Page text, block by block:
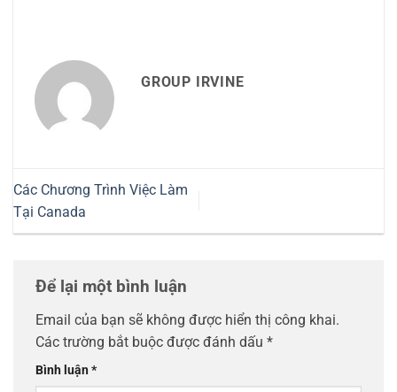
GROUP IRVINE
Các Chương Trình Việc Làm
Tại Canada
Để lại một bình luận
Email của bạn sẽ không được hiển thị công khai.
Các trường bắt buộc được đánh dấu *
Bình luận*